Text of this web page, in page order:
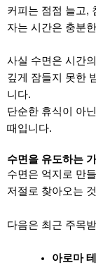
커피는 점점 늘고,
자는 시간은 충분
사실 수면은 시간
깊게 잠들지 못한
니다.
단순한 휴식이 아
때입니다.
수면을 유도하는
수면은 억지로 만
저절로 찾아오는
다음은 최근 주목
아로마